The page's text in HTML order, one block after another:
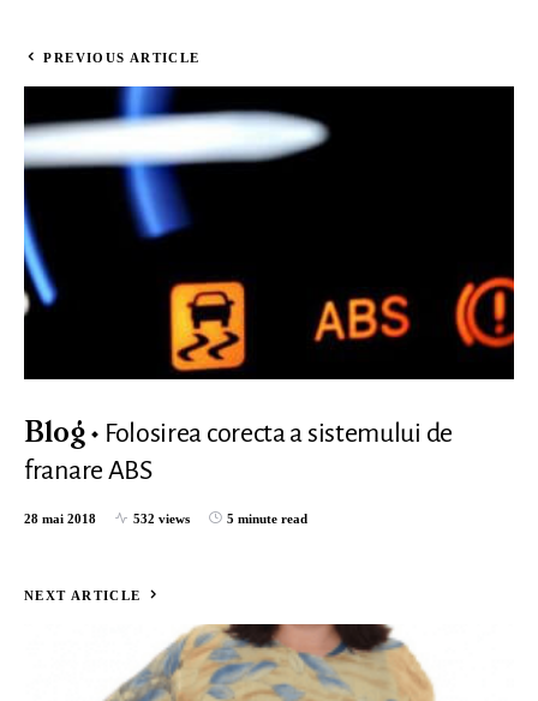
PREVIOUS ARTICLE
Blog
Folosirea corecta a sistemului de
franare ABS
28 mai 2018 532 views 5 minute read
NEXT ARTICLE